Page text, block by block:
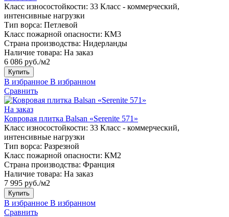
Класс износостойкости: 33 Класс - коммерческий,
интенсивные нагрузки
Тип ворса: Петлевой
Класс пожарной опасности: КМ3
Страна производства: Нидерланды
Наличие товара: На заказ
6 086 руб./м2
Купить
В избранное В избранном
Сравнить
На заказ
Ковровая плитка Balsan «Serenite 571»
Класс износостойкости: 33 Класс - коммерческий,
интенсивные нагрузки
Тип ворса: Разрезной
Класс пожарной опасности: КМ2
Страна производства: Франция
Наличие товара: На заказ
7 995 руб./м2
Купить
В избранное В избранном
Сравнить